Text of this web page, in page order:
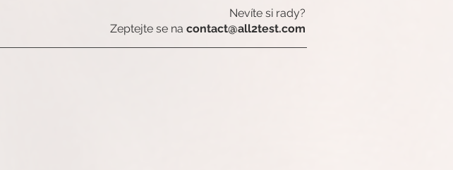
Nevíte si rady?
Zeptejte se na contact@all2test.com